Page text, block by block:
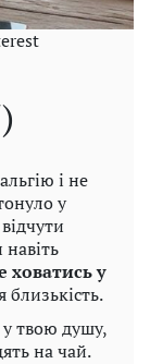
і не
у
ховатись у
у твою душу,
на чай.